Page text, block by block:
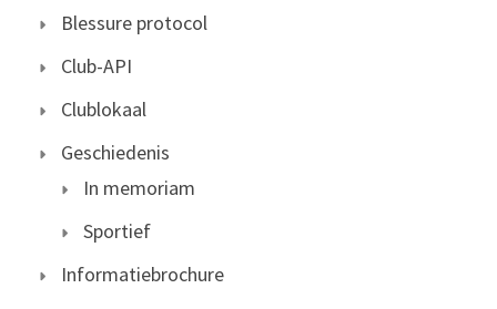
Blessure protocol
Club-API
Clublokaal
Geschiedenis
In memoriam
Sportief
Informatiebrochure